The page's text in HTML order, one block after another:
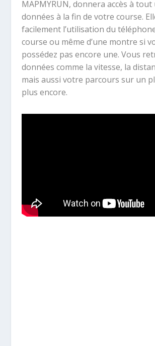
MAPMYRUN, donnera accès à tout
données à la fin de votre course.
facilement l’utilisation du
course ou même d’une montre si
possédez pas encore une. Vous
données comme la vitesse, la
mais aussi votre parcours sur un
plus encore.